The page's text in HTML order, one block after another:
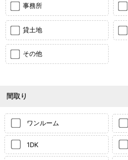
事務所
貸土地
その他
間取り
ワンルーム
1DK